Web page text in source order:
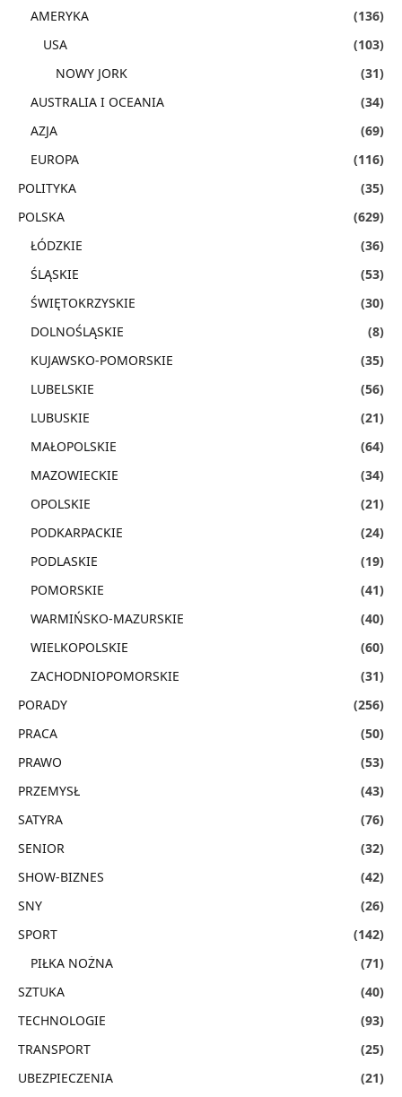
AMERYKA
(136)
USA
(103)
NOWY JORK
(31)
AUSTRALIA I OCEANIA
(34)
AZJA
(69)
EUROPA
(116)
POLITYKA
(35)
POLSKA
(629)
ŁÓDZKIE
(36)
ŚLĄSKIE
(53)
ŚWIĘTOKRZYSKIE
(30)
DOLNOŚLĄSKIE
(8)
KUJAWSKO-POMORSKIE
(35)
LUBELSKIE
(56)
LUBUSKIE
(21)
MAŁOPOLSKIE
(64)
MAZOWIECKIE
(34)
OPOLSKIE
(21)
PODKARPACKIE
(24)
PODLASKIE
(19)
POMORSKIE
(41)
WARMIŃSKO-MAZURSKIE
(40)
WIELKOPOLSKIE
(60)
ZACHODNIOPOMORSKIE
(31)
PORADY
(256)
PRACA
(50)
PRAWO
(53)
PRZEMYSŁ
(43)
SATYRA
(76)
SENIOR
(32)
SHOW-BIZNES
(42)
SNY
(26)
SPORT
(142)
PIŁKA NOŻNA
(71)
SZTUKA
(40)
TECHNOLOGIE
(93)
TRANSPORT
(25)
UBEZPIECZENIA
(21)